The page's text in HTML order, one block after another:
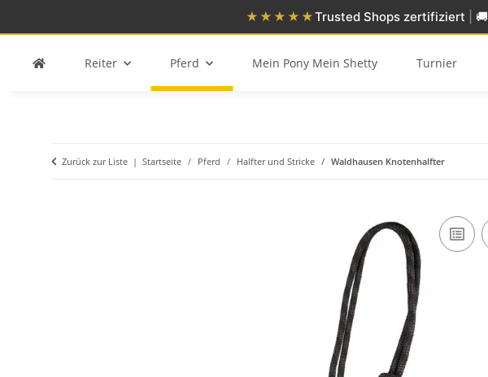
★★★★★Trusted Shops zertifiziert 🚚
Reiter Pferd Mein Pony Mein Shetty Turnier
Zurück zur Liste Startseite Pferd Halfter und Stricke Waldhausen Knotenhalfter